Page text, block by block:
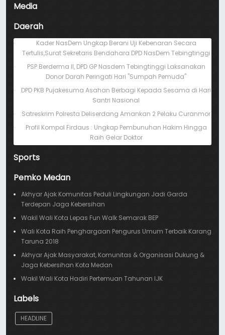
Media
Daerah
Kader NasDem Ungkap Berani Uji Kebenaran Secara
Tertulis,Surat Sekretaris Bendahara DPD NasDem Tebingtinggi
PSP Berderma II, DPD GP Nasdem Tebingtinggi Laksanakan
Donor Darah Peringati Hari "Sumpah Pemuda"
DPD PKB Pujakesuma Asahan Berbagi Kepada Sesama di Hari
Santri Nasional
Satreskrim Polresta Deliserdang Amankan 2 Pelaku Curanmor
Profil Kompol Firdaus : Ungkap Pembunuhan Hakim Hingga
Raih Gelar Doktor
Sports
Pemko Medan
Akhyar Ajak Komunitas Peduli Lingkungan Jadi Garda
Terdepan Jaga Kebersihan
Wakil Wali Kota Lepas Fun Walk Semarak BEP
Wali Kota Raih Penghargaan Pengurus Umum Terbaik Karang
Taruna 2018
Akhyar Ajak Masyarakat, Komunitas & Organisasi Dukung &
Jaga Kebersihan Kota Medan
Wakil Wali Kota Hadiri Pertemuan Tahunan IJK
Labels
HEADLINE